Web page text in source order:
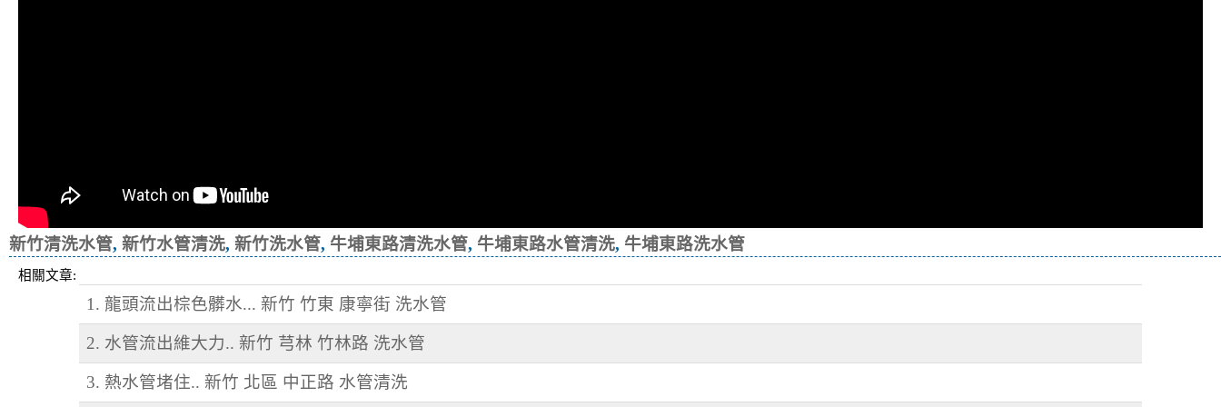
新竹清洗水管, 新竹水管清洗, 新竹洗水管, 牛埔東路清洗水管, 牛埔東路水管清洗, 牛埔東路洗水管
相關文章:
1. 龍頭流出棕色髒水... 新竹 竹東 康寧街 洗水管
2. 水管流出維大力.. 新竹 芎林 竹林路 洗水管
3. 熱水管堵住.. 新竹 北區 中正路 水管清洗